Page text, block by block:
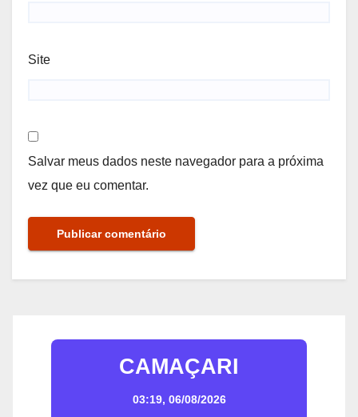
Site
Salvar meus dados neste navegador para a próxima
vez que eu comentar.
CAMAÇARI
03:19, 06/08/2026